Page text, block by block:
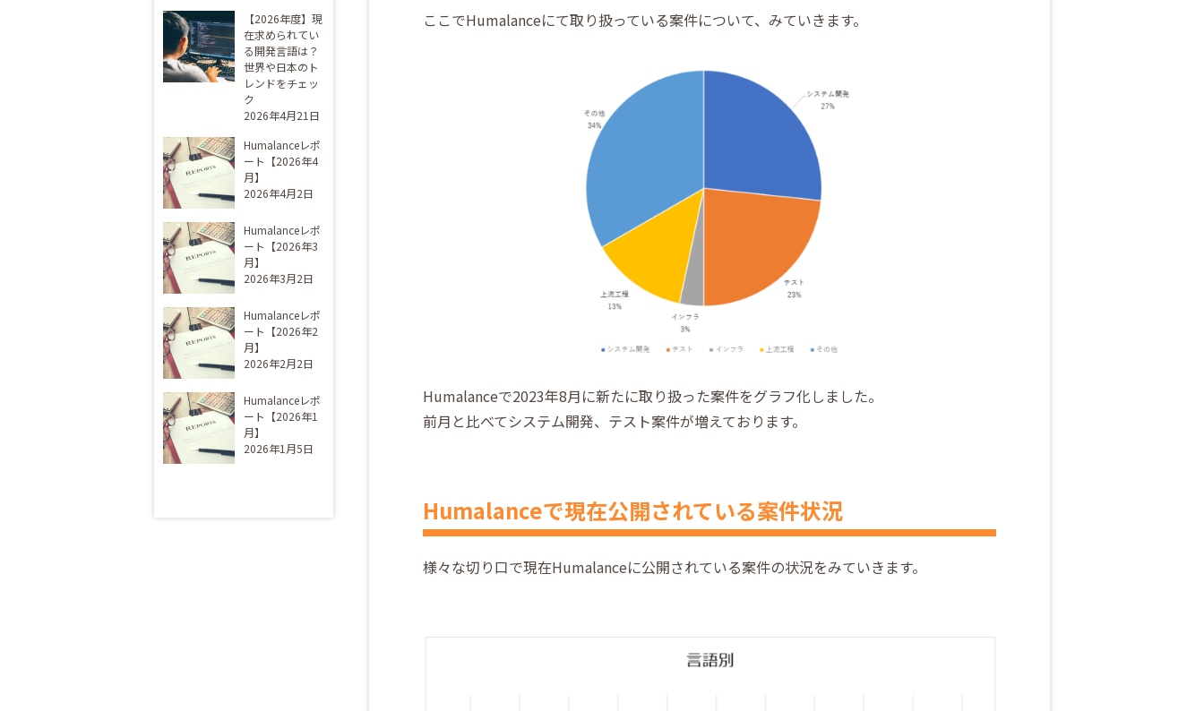
【2026年度】現
在求められてい
る開発言語は？
世界や日本のト
レンドをチェッ
ク
2026年4月21日
Humalanceレポ
ート【2026年4
月】
2026年4月2日
Humalanceレポ
ート【2026年3
月】
2026年3月2日
Humalanceレポ
ート【2026年2
月】
2026年2月2日
Humalanceレポ
ート【2026年1
月】
2026年1月5日
ここでHumalanceにて取り扱っている案件について、みていきます。
Humalanceで2023年8月に新たに取り扱った案件をグラフ化しました。
前月と比べてシステム開発、テスト案件が増えております。
Humalanceで現在公開されている案件状況
様々な切り口で現在Humalanceに公開されている案件の状況をみていきます。